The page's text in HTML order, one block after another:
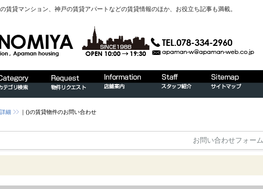
貸マンション、神戸の賃貸アパートなどの賃貸情報のほか、お役立ち記事も満載。
細 ｜()の賃貸物件のお問い合わせ
お問い合わせフォーム